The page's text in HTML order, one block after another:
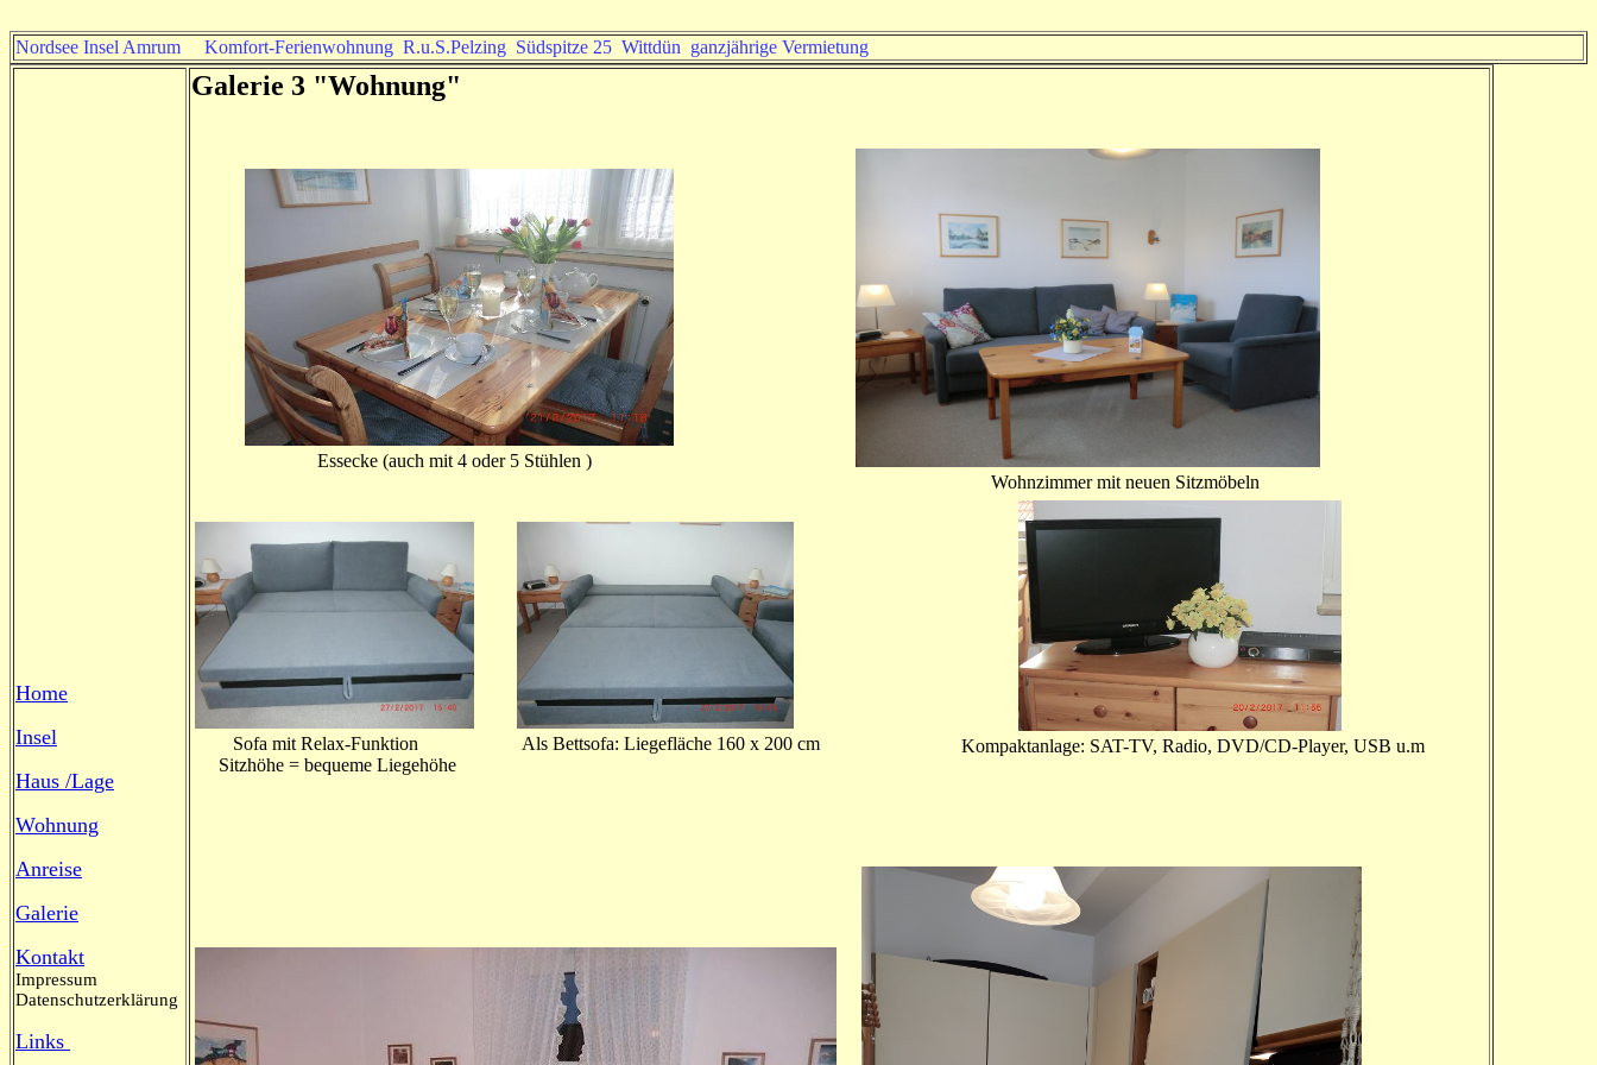
Nordsee Insel Amrum Komfort-Ferienwohnung R.u.S.Pelzing Südspitze 25 Wittdün ganzjährige Vermietung
Home
Insel
Haus /Lage
Wohnung
Anreise
Galerie
Kontakt
Impressum
Datenschutzerklärung
Links
Galerie 3 "Wohnung"
Essecke (auch mit 4 oder 5 Stühlen )
Wohnzimmer mit neuen Sitzmöbeln
Sofa mit Relax-Funktion Als Bettsofa: Liegefläche 160 x 200 cm
Sitzhöhe = bequeme Liegehöhe
Kompaktanlage: SAT-TV, Radio, DVD/CD-Player, USB u.m